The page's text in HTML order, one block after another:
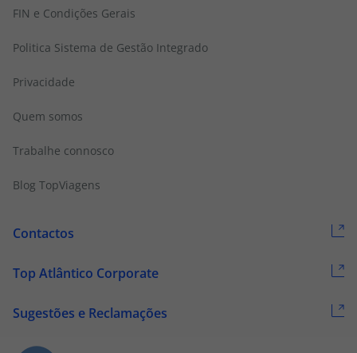
FIN e Condições Gerais
Politica Sistema de Gestão Integrado
Privacidade
Quem somos
Trabalhe connosco
Blog TopViagens
Contactos
Top Atlântico Corporate
Sugestões e Reclamações